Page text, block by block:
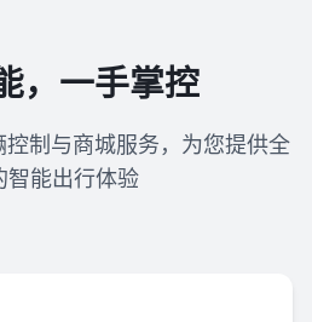
，一手掌控
制与商城服务，为您提供全
智能出行体验